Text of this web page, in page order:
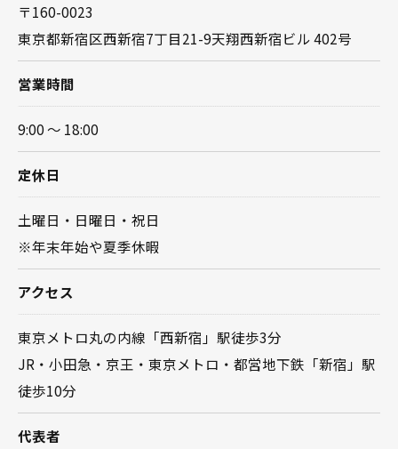
〒160-0023
東京都新宿区西新宿7丁目21-9天翔西新宿ビル 402号
営業時間
9:00 ～ 18:00
定休日
土曜日・日曜日・祝日
※年末年始や夏季休暇
アクセス
東京メトロ丸の内線「西新宿」駅徒歩3分
JR・小田急・京王・東京メトロ・都営地下鉄「新宿」駅
徒歩10分
代表者